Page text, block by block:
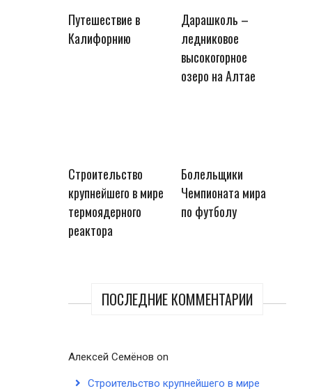
Путешествие в
Калифорнию
Дарашколь –
ледниковое
высокогорное
озеро на Алтае
Строительство
крупнейшего в мире
термоядерного
реактора
Болельщики
Чемпионата мира
по футболу
ПОСЛЕДНИЕ КОММЕНТАРИИ
Алексей Семёнов on
Строительство крупнейшего в мире